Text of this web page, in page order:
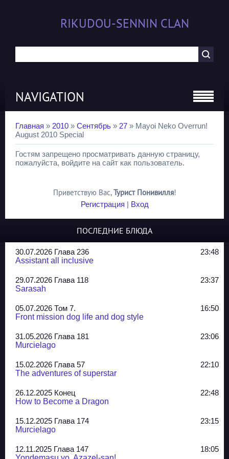
RIKUDOU-SENNIN CLAN
NAVIGATION
Главная » 2010 » Сентябрь » 27 » Mayoi Neko Overrun!
August 2010 Special
Гостям запрещено просматривать данную страницу,
пожалуйста, войдите на сайт как пользователь.
Приветствую Вас,Турист Понивилля!
Регистрация | Вход
ПОСЛЕДНИЕ БЛЮДА
30.07.2026 Глава 236
23:48
Assistant all inclusive
29.07.2026 Глава 118
23:37
Sarasah
05.07.2026 Том 7.
16:50
Front mission dog life and dog style
31.05.2026 Глава 181
23:06
Murcielago
15.02.2026 Глава 57
22:10
The adventures of superstar
26.12.2025 Конец
22:48
How to Become a Dragon
15.12.2025 Глава 174
23:15
Murcielago
12.11.2025 Глава 147
18:05